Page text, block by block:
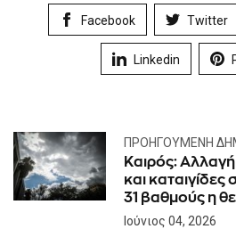
Facebook Twitter
Linkedin
ΠΡΟΗΓΟΎΜΕΝΗ
Καιρός:
και καταιγίδες
31 βαθμούς η
Ιούνιος 04, 2026